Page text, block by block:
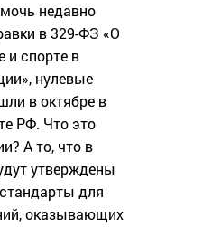
недавно
в 329-ФЗ «О
и спорте в
нулевые
в октябре в
РФ. Что это
А то, что в
утверждены
для
оказывающих